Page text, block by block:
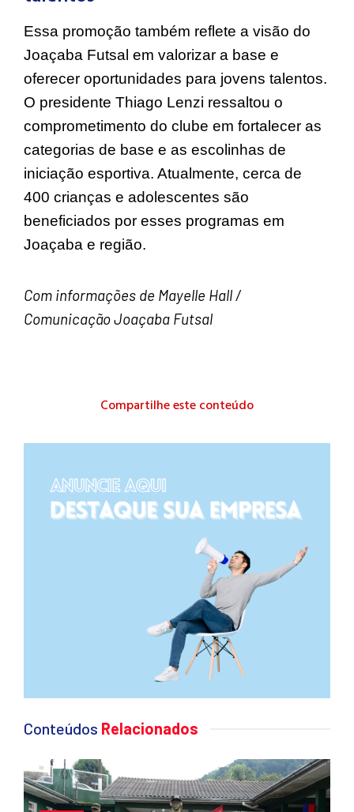
Essa promoção também reflete a visão do
Joaçaba Futsal em valorizar a base e
oferecer oportunidades para jovens talentos.
O presidente Thiago Lenzi ressaltou o
comprometimento do clube em fortalecer as
categorias de base e as escolinhas de
iniciação esportiva. Atualmente, cerca de
400 crianças e adolescentes são
beneficiados por esses programas em
Joaçaba e região.
Com informações de Mayelle Hall /
Comunicação Joaçaba Futsal
Compartilhe este conteúdo
Conteúdos Relacionados